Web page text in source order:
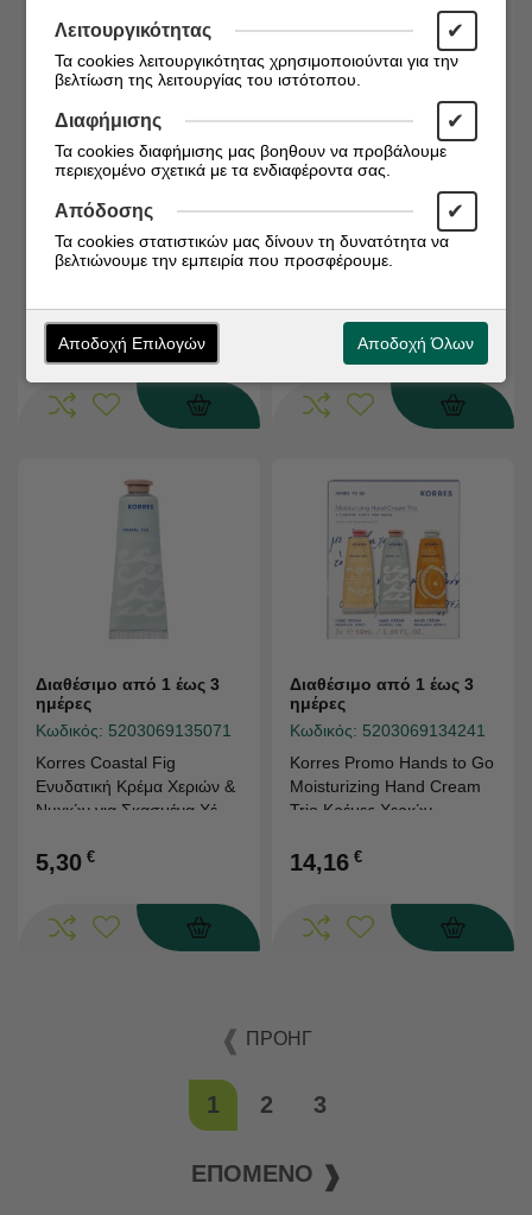
Διαθέσιμο από 1 έως 3
ημέρες
Κωδικός: 3282770145779
Avene Cold Cream
Concentrated Hand Cream
Χεριών, 50ml
6,44 €
Διαθέσιμο από 1 έως 3
ημέρες
Κωδικός: 5203069135101
Korres Peony Rose
Ενυδατική Κρέμα Χεριών &
50ml
Διαθέσιμο από 1 έως 3
ημέρες
Κωδικός: 5203069135071
Korres Coastal Fig
Ενυδατική Κρέμα Χεριών &
Νυχιών για Σκασμένα Χέρια
5,30 €
Διαθέσιμο από 1 έως 3
ημέρες
Κωδικός: 5203069134241
Korres Promo Hands to Go
Moisturizing Hand Cream
Trio Kρέμες Χεριών
Coastal Fig, 50ml &
14,16 €
ΠΡΟΗΓ
1 2 3
ΕΠΌΜΕΝΟ
Λειτουργικότητας ✔
Τα cookies λειτουργικότητας χρησιμοποιούνται για την
βελτίωση της λειτουργίας του ιστότοπου.
Διαφήμισης ✔
Τα cookies διαφήμισης μας βοηθουν να προβάλουμε
περιεχομένο σχετικά με τα ενδιαφέροντα σας.
Απόδοσης ✔
Τα cookies στατιστικών μας δίνουν τη δυνατότητα να
βελτιώνουμε την εμπειρία που προσφέρουμε.
Αποδοχή Επιλογών Αποδοχή Όλων